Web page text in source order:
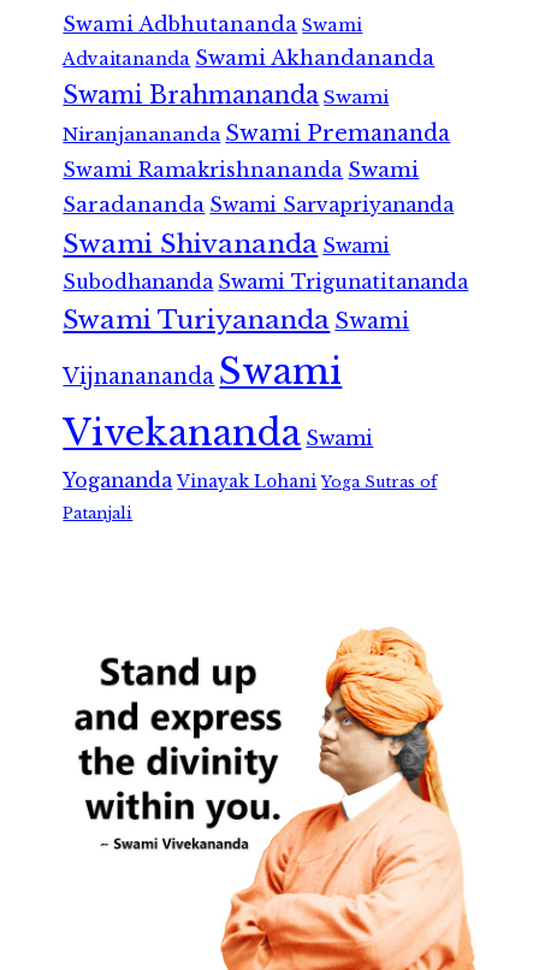
Swami Adbhutananda Swami
Advaitananda Swami Akhandananda
Swami Brahmananda Swami
Niranjanananda Swami Premananda
Swami Ramakrishnananda Swami
Saradananda Swami Sarvapriyananda
Swami Shivananda Swami
Subodhananda Swami Trigunatitananda
Swami Turiyananda Swami
Vijnanananda Swami
Vivekananda Swami
Yogananda Vinayak Lohani Yoga Sutras of
Patanjali